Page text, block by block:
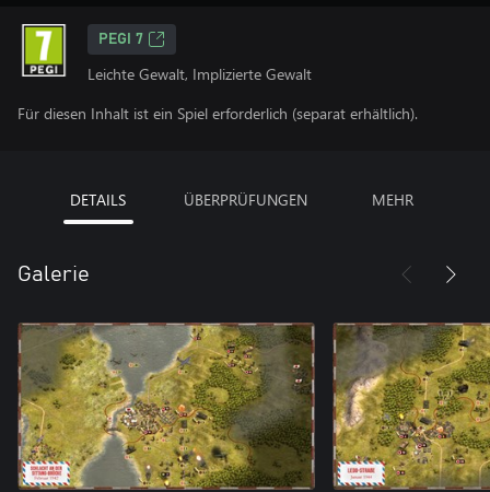
PEGI 7
Leichte Gewalt, Implizierte Gewalt
Für diesen Inhalt ist ein Spiel erforderlich (separat erhältlich).
DETAILS ÜBERPRÜFUNGEN MEHR
Galerie